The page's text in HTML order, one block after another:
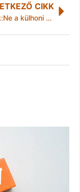
CIKK
Jobbik:Ne a külhoni magyar családok fizessék a rossz gazdaságpolitika árát!